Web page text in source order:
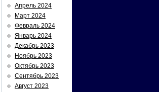
Апрель 2024
Март 2024
Февраль 2024
Январь 2024
Декабрь 2023
Ноябрь 2023
Октябрь 2023
Сентябрь 2023
Август 2023